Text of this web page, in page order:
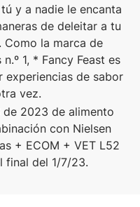
y a nadie le encanta
de deleitar a tu
Como la marca de
1, * Fancy Feast es
de sabor
vez.
2023 de alimento
con Nielsen
+ ECOM + VET L52
final del 1/7/23.